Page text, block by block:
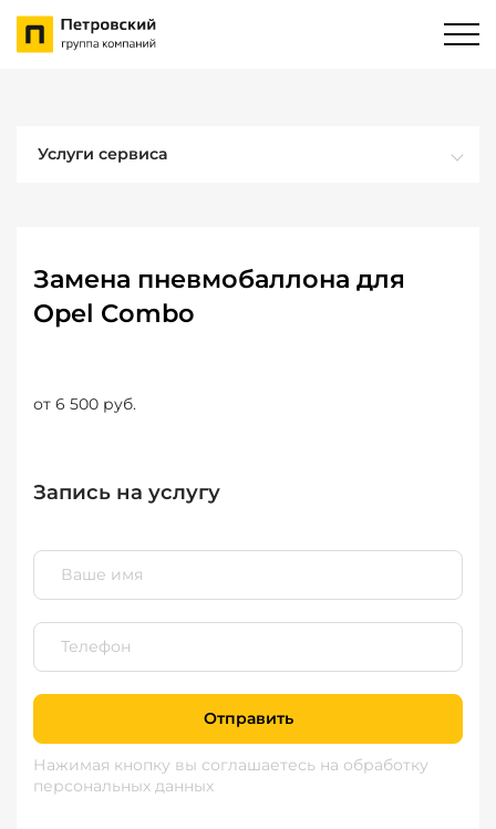
Услуги сервиса
Замена пневмобаллона для
Opel Combo
от 6 500 руб.
Запись на услугу
Отправить
Нажимая кнопку вы соглашаетесь на обработку
персональных данных